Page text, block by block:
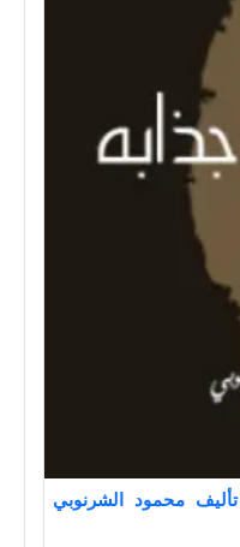
تحميل كتاب أفكار جذابة PDF تأليف محمود الشرنوبي